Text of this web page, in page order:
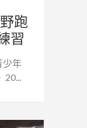
跑
習
少年
20...